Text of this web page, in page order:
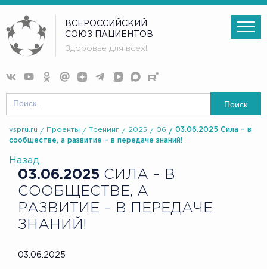
ВСЕРОССИЙСКИЙ
СОЮЗ ПАЦИЕНТОВ
Здоровье для всех!
Поиск
vspru.ru Проекты Тренинг 2025 06
03.06.2025 Сила – в
сообществе, а развитие – в передаче знаний!
Назад
03.06.2025 СИЛА – В
СООБЩЕСТВЕ, А
РАЗВИТИЕ – В ПЕРЕДАЧЕ
ЗНАНИЙ!
03.06.2025